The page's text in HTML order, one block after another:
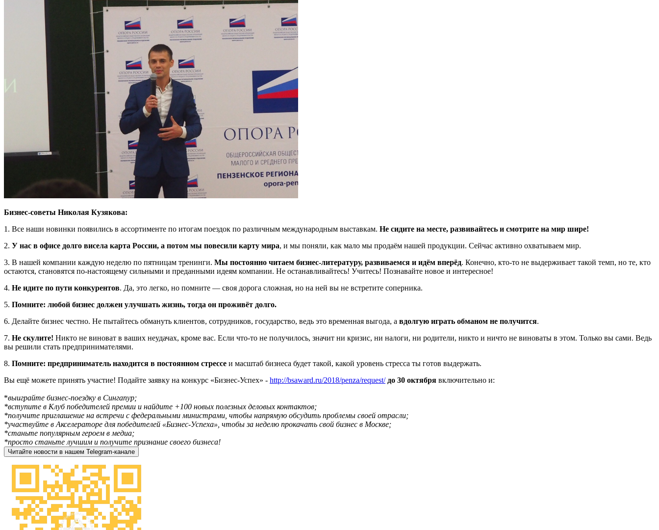
Бизнес-советы Николая Кузякова:
1. Все наши новинки появились в ассортименте по итогам поездок по различным международным выставкам. Не сидите на месте, развивайтесь и смотрите на мир шире!
2. У нас в офисе долго висела карта России, а потом мы повесили карту мира, и мы поняли, как мало мы продаём нашей продукции. Сейчас активно охватываем мир.
3. В нашей компании каждую неделю по пятницам тренинги. Мы постоянно читаем бизнес-литературу, развиваемся и идём вперёд. Конечно, кто-то не выдерживает такой темп, но те, кто
остаются, становятся по-настоящему сильными и преданными идеям компании. Не останавливайтесь! Учитесь! Познавайте новое и интересное!
4. Не идите по пути конкурентов. Да, это легко, но помните — своя дорога сложная, но на ней вы не встретите соперника.
5. Помните: любой бизнес должен улучшать жизнь, тогда он проживёт долго.
6. Делайте бизнес честно. Не пытайтесь обмануть клиентов, сотрудников, государство, ведь это временная выгода, а вдолгую играть обманом не получится.
7. Не скулите! Никто не виноват в ваших неудачах, кроме вас. Если что-то не получилось, значит ни кризис, ни налоги, ни родители, никто и ничто не виноваты в этом. Только вы сами. Ведь
вы решили стать предпринимателями.
8. Помните: предприниматель находится в постоянном стрессе и масштаб бизнеса будет такой, какой уровень стресса ты готов выдержать.
Вы ещё можете принять участие! Подайте заявку на конкурс «Бизнес-Успех» - http://bsaward.ru/2018/penza/request/ до 30 октября включительно и:
*выиграйте бизнес-поездку в Сингапур;
*вступите в Клуб победителей премии и найдите +100 новых полезных деловых контактов;
*получите приглашение на встречи с федеральными министрами, чтобы напрямую обсудить проблемы своей отрасли;
*участвуйте в Акселераторе для победителей «Бизнес-Успеха», чтобы за неделю прокачать свой бизнес в Москве;
*станьте популярным героем в медиа;
*просто станьте лучшим и получите признание своего бизнеса!
Читайте новости в нашем Telegram-канале